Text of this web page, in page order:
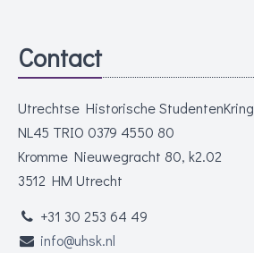
Contact
Utrechtse Historische StudentenKring
NL45 TRIO 0379 4550 80
Kromme Nieuwegracht 80, k2.02
3512 HM Utrecht
+31 30 253 64 49
info@uhsk.nl